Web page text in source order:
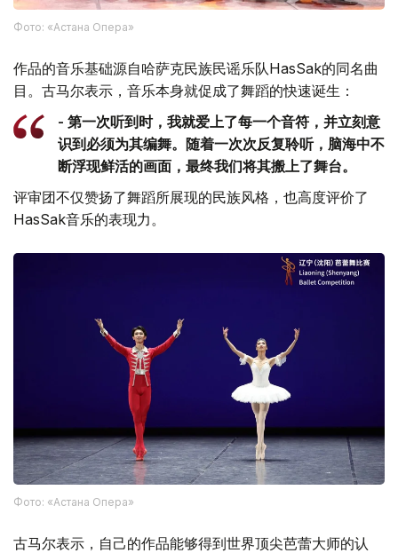
Фото: «Астана Опера»
作品的音乐基础源自哈萨克民族民谣乐队HasSak的同名曲
目。古马尔表示，音乐本身就促成了舞蹈的快速诞生：
- 第一次听到时，我就爱上了每一个音符，并立刻意
识到必须为其编舞。随着一次次反复聆听，脑海中不
断浮现鲜活的画面，最终我们将其搬上了舞台。
评审团不仅赞扬了舞蹈所展现的民族风格，也高度评价了
HasSak音乐的表现力。
Фото: «Астана Опера»
古马尔表示，自己的作品能够得到世界顶尖芭蕾大师的认